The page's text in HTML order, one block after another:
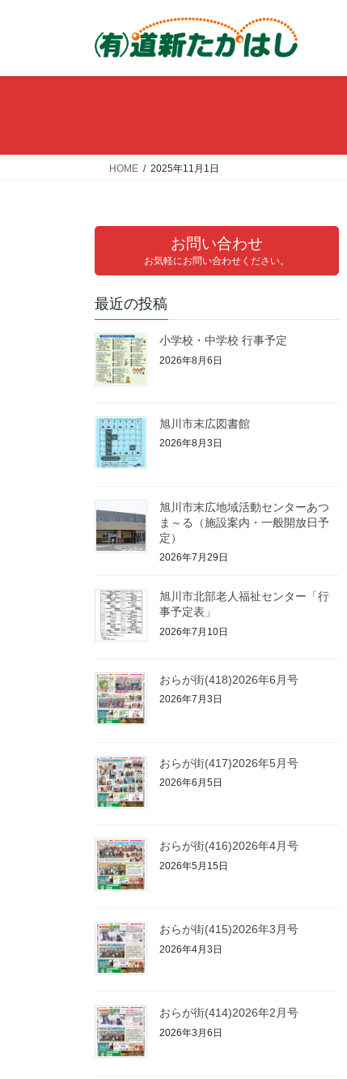
HOME 2025年11月1日
お問い合わせ
お気軽にお問い合わせください。
最近の投稿
小学校・中学校 行事予定
2026年8月6日
旭川市末広図書館
2026年8月3日
旭川市末広地域活動センターあつ
ま～る（施設案内・一般開放日予
定）
2026年7月29日
旭川市北部老人福祉センター「行
事予定表」
2026年7月10日
おらが街(418)2026年6月号
2026年7月3日
おらが街(417)2026年5月号
2026年6月5日
おらが街(416)2026年4月号
2026年5月15日
おらが街(415)2026年3月号
2026年4月3日
おらが街(414)2026年2月号
2026年3月6日